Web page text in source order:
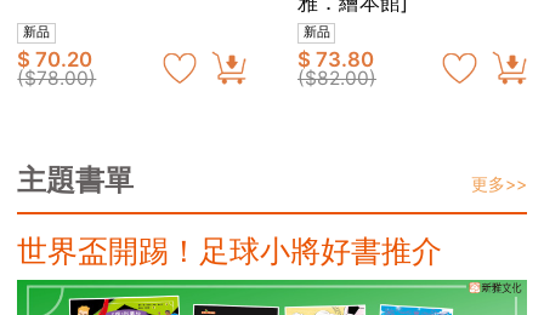
新品
$ 70.20
($78.00)
新品
$ 73.80
($82.00)
主題書單 更多>>
世界盃開踢！足球小將好書推介